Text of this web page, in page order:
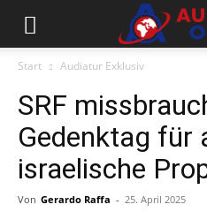
Start Audiatur Exklusiv
SRF
Gedenktag für
israelische
Von Gerardo Raffa - 25. April 2025